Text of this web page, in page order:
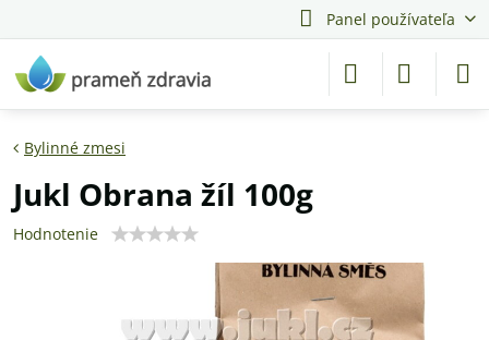
Panel používateľa
Bylinné zmesi
Jukl Obrana žíl 100g
Hodnotenie